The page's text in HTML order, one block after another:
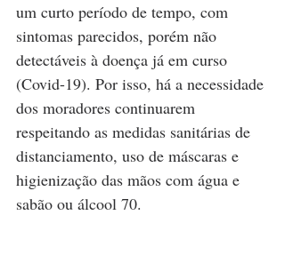
um curto período de tempo, com
sintomas parecidos, porém não
detectáveis à doença já em curso
(Covid-19). Por isso, há a necessidade
dos moradores continuarem
respeitando as medidas sanitárias de
distanciamento, uso de máscaras e
higienização das mãos com água e
sabão ou álcool 70.